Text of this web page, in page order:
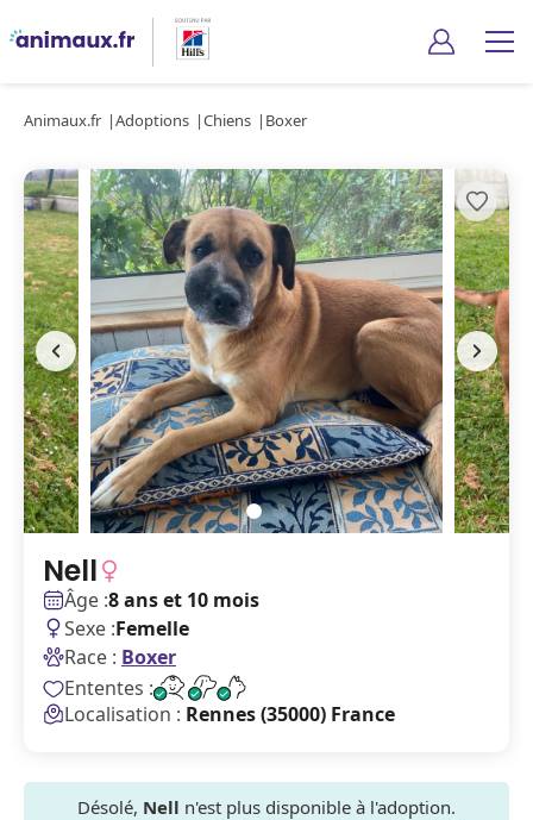
Animaux.fr Adoptions Chiens Boxer
Nell
Âge :8 ans et 10 mois
Sexe :Femelle
Race : Boxer
Ententes :
Localisation : Rennes (35000) France
Désolé, Nell n'est plus disponible à l'adoption.